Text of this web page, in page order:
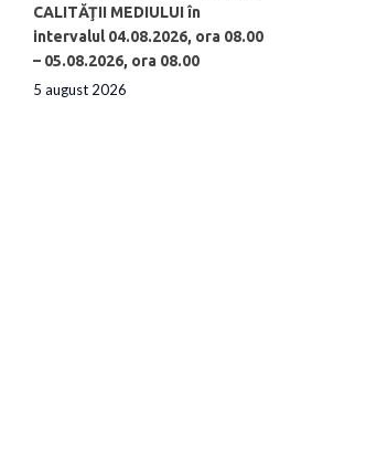
CALITĂŢII MEDIULUI în
intervalul 04.08.2026, ora 08.00
– 05.08.2026, ora 08.00
5 august 2026